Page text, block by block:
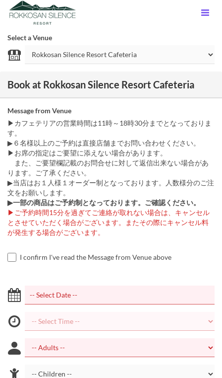
Select a Venue
Book at Rokkosan Silence Resort Cafeteria
Message from Venue
▶カフェテリアの営業時間は11時～18時30分までとなっておりま
す。
▶６名様以上のご予約は直接店舗までお問い合わせください。
▶お席の指定はご要望に添えない場合があります。
また、ご要望欄記載のお問合せに対して返信出来ない場合があ
ります。ご了承ください。
▶当店はお１人様１オーダー制となっております。人数様分のご注
文をお願いします。
▶一部の商品はご予約制となっております。ご確認ください。
▶︎ご予約時間15分を過ぎてご連絡が取れない場合は、キャンセル
とさせていただく場合がございます。またその際にキャンセル料
が発生する場合がございます。
I confirm I've read the Message from Venue above